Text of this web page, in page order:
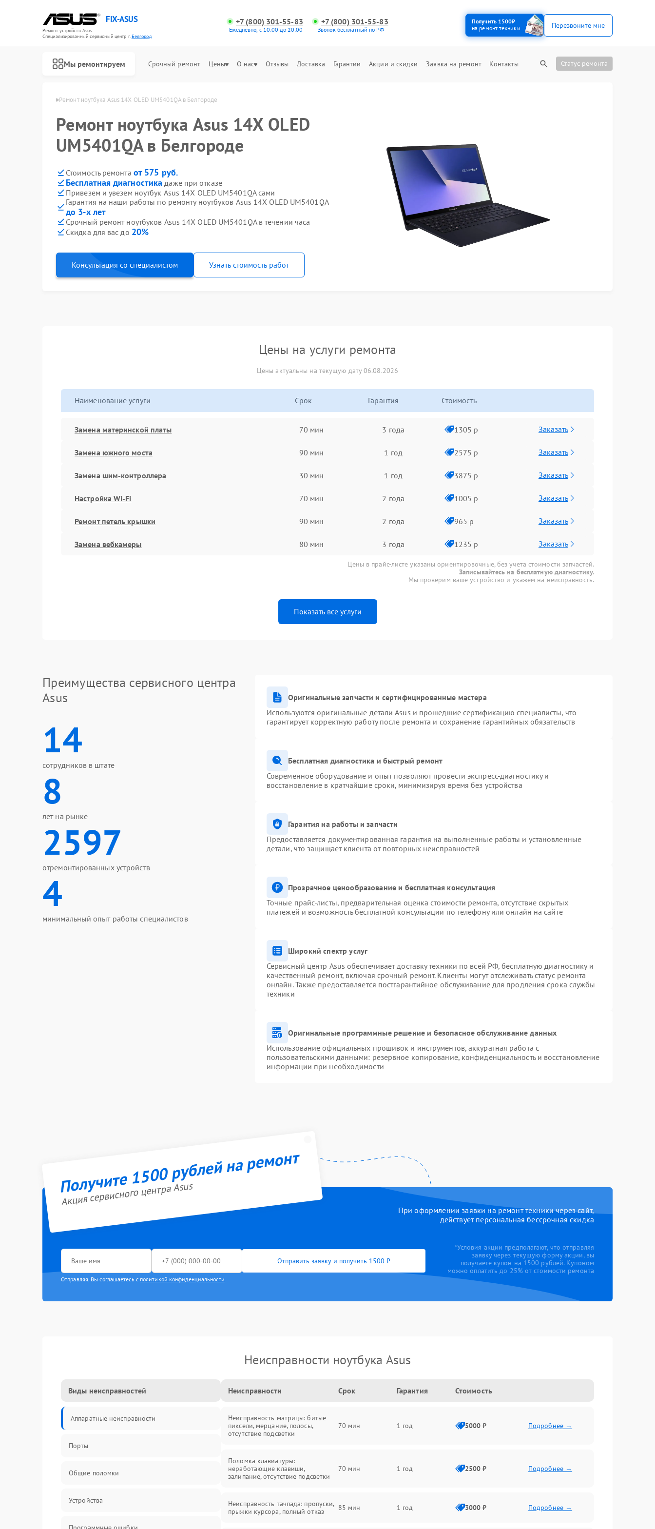
FIX-ASUS
Ремонт устройств Asus
Специализированный cервисный центр г.Белгород
+7 (800) 301-55-83
Ежедневно, с 10:00 до 20:00
+7 (800) 301-55-83
Звонок бесплатный по РФ
Получить 1500₽
на ремонт техники
Перезвоните мне
Мы ремонтируем Срочный ремонт Цены О нас Отзывы Доставка Гарантии Акции и скидки Заявка на ремонт Контакты Статус ремонта
Asus в Белгороде Ремонт ноутбука Asus 14X OLED UM5401QA в Белгороде
Ремонт ноутбука Asus 14X OLED
UM5401QA в Белгороде
Стоимость ремонта от 575 руб.
Бесплатная диагностика даже при отказе
Привезем и увезем ноутбук Asus 14X OLED UM5401QA сами
Гарантия на наши работы по ремонту ноутбуков Asus 14X OLED UM5401QA
до 3-х лет
Срочный ремонт ноутбуков Asus 14X OLED UM5401QA в течении часа
Скидка для вас до 20%
Консультация со специалистом Узнать стоимость работ
Цены на услуги ремонта
Цены актуальны на текущую дату 06.08.2026
Наименование услуги Срок Гарантия Стоимость
Замена материнской платы 70 мин 3 года 1305 р Заказать
Замена южного моста 90 мин 1 год 2575 р Заказать
Замена шим-контроллера 30 мин 1 год 3875 р Заказать
Настройка Wi-Fi 70 мин 2 года 1005 р Заказать
Ремонт петель крышки 90 мин 2 года 965 р Заказать
Замена вебкамеры 80 мин 3 года 1235 р Заказать
Цены в прайс-листе указаны ориентировочные, без учета стоимости запчастей.
Записывайтесь на бесплатную диагностику.
Мы проверим ваше устройство и укажем на неисправность.
Показать все услуги
Преимущества сервисного центра
Asus
14
сотрудников в штате
8
лет на рынке
2597
отремонтированных устройств
4
минимальный опыт работы специалистов
Оригинальные запчасти и сертифицированные мастера
Используются оригинальные детали Asus и прошедшие сертификацию специалисты, что
гарантирует корректную работу после ремонта и сохранение гарантийных обязательств
Бесплатная диагностика и быстрый ремонт
Современное оборудование и опыт позволяют провести экспресс-диагностику и
восстановление в кратчайшие сроки, минимизируя время без устройства
Гарантия на работы и запчасти
Предоставляется документированная гарантия на выполненные работы и установленные
детали, что защищает клиента от повторных неисправностей
Прозрачное ценообразование и бесплатная консультация
Точные прайс-листы, предварительная оценка стоимости ремонта, отсутствие скрытых
платежей и возможность бесплатной консультации по телефону или онлайн на сайте
Широкий спектр услуг
Сервисный центр Asus обеспечивает доставку техники по всей РФ, бесплатную диагностику и
качественный ремонт, включая срочный ремонт. Клиенты могут отслеживать статус ремонта
онлайн. Также предоставляется постгарантийное обслуживание для продления срока службы
техники
Оригинальные программные решение и безопасное обслуживание данных
Использование официальных прошивок и инструментов, аккуратная работа с
пользовательскими данными: резервное копирование, конфиденциальность и восстановление
информации при необходимости
Получите 1500 рублей на ремонт
Акция сервисного центра Asus
При оформлении заявки на ремонт техники через сайт,
действует персональная бессрочная скидка
Отправить заявку и получить 1500 ₽
Отправляя, Вы соглашаетесь с политикой конфиденциальности
*Условия акции предполагают, что отправляя
заявку через текущую форму акции, вы
получаете купон на 1500 рублей. Купоном
можно оплатить до 25% от стоимости ремонта
Неисправности ноутбука Asus
Виды неисправностей
Аппаратные неисправности
Порты
Общие поломки
Устройства
Неисправности Срок Гарантия Стоимость
Неисправность матрицы: битые
пиксели, мерцание, полосы,
отсутствие подсветки
70 мин 1 год 5000 ₽ Подробнее →
Поломка клавиатуры:
неработающие клавиши,
залипание, отсутствие подсветки
70 мин 1 год 2500 ₽ Подробнее →
Неисправность тачпада: пропуски,
прыжки курсора, полный отказ
85 мин 1 год 3000 ₽ Подробнее →